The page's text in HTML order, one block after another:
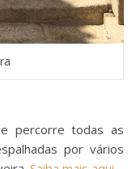
percorre todas as
por vários